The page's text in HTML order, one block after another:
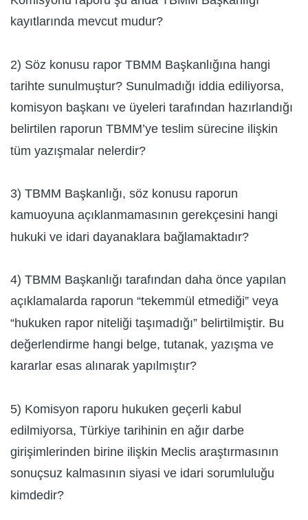
kayıtlarında mevcut mudur?
2) Söz konusu rapor TBMM Başkanlığına hangi
tarihte sunulmuştur? Sunulmadığı iddia ediliyorsa,
komisyon başkanı ve üyeleri tarafından hazırlandığı
belirtilen raporun TBMM’ye teslim sürecine ilişkin
tüm yazışmalar nelerdir?
3) TBMM Başkanlığı, söz konusu raporun
kamuoyuna açıklanmamasının gerekçesini hangi
hukuki ve idari dayanaklara bağlamaktadır?
4) TBMM Başkanlığı tarafından daha önce yapılan
açıklamalarda raporun “tekemmül etmediği” veya
“hukuken rapor niteliği taşımadığı” belirtilmiştir. Bu
değerlendirme hangi belge, tutanak, yazışma ve
kararlar esas alınarak yapılmıştır?
5) Komisyon raporu hukuken geçerli kabul
edilmiyorsa, Türkiye tarihinin en ağır darbe
girişimlerinden birine ilişkin Meclis araştırmasının
sonuçsuz kalmasının siyasi ve idari sorumluluğu
kimdedir?